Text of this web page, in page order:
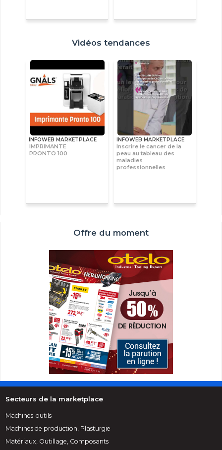
Vidéos tendances
INFOWEB MARKETPLACE
IMPRIMANTE
PRONTO 100
INFOWEB MARKETPLACE
Inscrire le cancer de la
peau au tableau des
maladies
professionnelles
Offre du moment
Secteurs de la marketplace
Machines-outils
Machines de production, Plasturgie
Matériaux, Outillage, Composants